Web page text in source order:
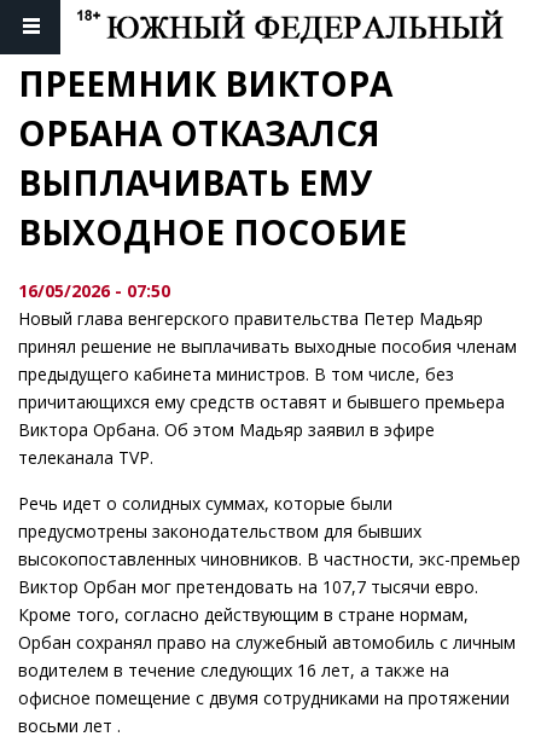
ПРЕЕМНИК ВИКТОРА
ОРБАНА ОТКАЗАЛСЯ
ВЫПЛАЧИВАТЬ ЕМУ
ВЫХОДНОЕ ПОСОБИЕ
16/05/2026 - 07:50
Новый глава венгерского правительства Петер Мадьяр
принял решение не выплачивать выходные пособия членам
предыдущего кабинета министров. В том числе, без
причитающихся ему средств оставят и бывшего премьера
Виктора Орбана. Об этом Мадьяр заявил в эфире
телеканала TVP.
Речь идет о солидных суммах, которые были
предусмотрены законодательством для бывших
высокопоставленных чиновников. В частности, экс-премьер
Виктор Орбан мог претендовать на 107,7 тысячи евро.
Кроме того, согласно действующим в стране нормам,
Орбан сохранял право на служебный автомобиль с личным
водителем в течение следующих 16 лет, а также на
офисное помещение с двумя сотрудниками на протяжении
восьми лет .